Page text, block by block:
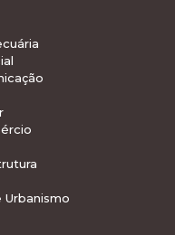
Urbanismo